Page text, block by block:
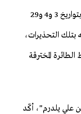
اخترقت روسيا الأجواء التركية 3 مرات متفرقة خلال شهر تشرين الأول/ أكتوبر من العام المنصرم، وذلك بتواريخ 3 و4 و29
بتلك التحذيرات،
لإسقاط الطائرة المخترقة
علي يلدرم"، أكّد